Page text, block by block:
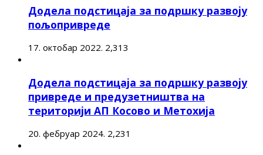
Додела подстицаја за подршку развоју
пољопривреде
17. октобар 2022. 2,313
Додела подстицаја за подршку развоју
привреде и предузетништва на
територији АП Косово и Метохија
20. фебруар 2024. 2,231